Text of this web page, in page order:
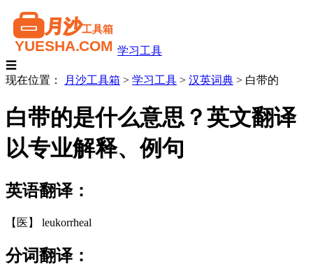
学习工具
☰
现在位置：
月沙工具箱 > 学习工具 > 汉英词典 > 白带的
白带的是什么意思？英文翻译
以专业解释、例句
英语翻译：
【医】 leukorrheal
分词翻译：